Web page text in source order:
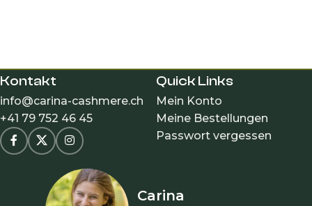
Kontakt
info@carina-cashmere.ch
+41 79 752 46 45
Carina
Quick Links
Mein Konto
Meine Bestellungen
Passwort vergessen